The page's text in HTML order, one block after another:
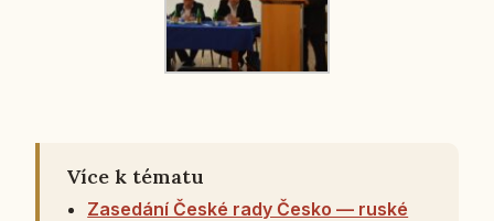
Více k tématu
Zasedání České rady Česko — ruské